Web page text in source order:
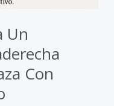
Un
Con